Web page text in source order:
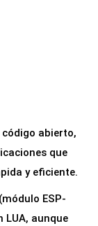
código abierto,
que
y eficiente.
ESP-
LUA, aunque